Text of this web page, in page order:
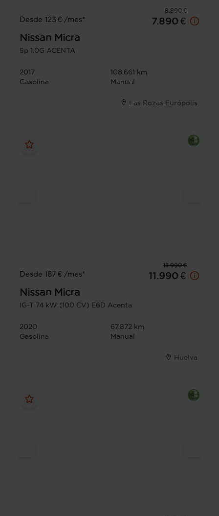
8.890 €
Desde 123 € /mes*
7.890 €
Nissan Micra
5p 1.0G ACENTA
2017
108.661 km
Gasolina
Manual
Las Rozas Európolis
13.990 €
Desde 187 € /mes*
11.990 €
Nissan Micra
IG-T 74 kW (100 CV) E6D Acenta
2020
67.872 km
Gasolina
Manual
Huelva